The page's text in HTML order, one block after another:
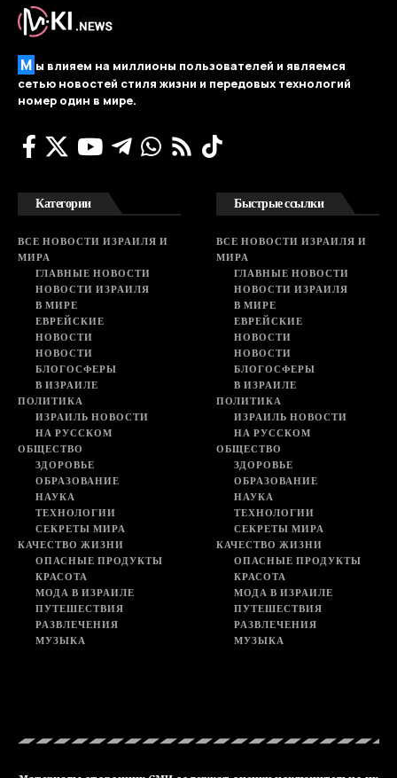
М ы влияем на миллионы пользователей и являемся
сетью новостей стиля жизни и передовых технологий
номер один в мире.
Категории
ВСЕ НОВОСТИ ИЗРАИЛЯ И
МИРА
ГЛАВНЫЕ НОВОСТИ
НОВОСТИ ИЗРАИЛЯ
В МИРЕ
ЕВРЕЙСКИЕ
НОВОСТИ
НОВОСТИ
БЛОГОСФЕРЫ
В ИЗРАИЛЕ
ПОЛИТИКА
ИЗРАИЛЬ НОВОСТИ
НА РУССКОМ
ОБЩЕСТВО
ЗДОРОВЬЕ
ОБРАЗОВАНИЕ
НАУКА
ТЕХНОЛОГИИ
СЕКРЕТЫ МИРА
КАЧЕСТВО ЖИЗНИ
ОПАСНЫЕ ПРОДУКТЫ
КРАСОТА
МОДА В ИЗРАИЛЕ
ПУТЕШЕСТВИЯ
РАЗВЛЕЧЕНИЯ
МУЗЫКА
Быстрые ссылки
ВСЕ НОВОСТИ ИЗРАИЛЯ И
МИРА
ГЛАВНЫЕ НОВОСТИ
НОВОСТИ ИЗРАИЛЯ
В МИРЕ
ЕВРЕЙСКИЕ
НОВОСТИ
НОВОСТИ
БЛОГОСФЕРЫ
В ИЗРАИЛЕ
ПОЛИТИКА
ИЗРАИЛЬ НОВОСТИ
НА РУССКОМ
ОБЩЕСТВО
ЗДОРОВЬЕ
ОБРАЗОВАНИЕ
НАУКА
ТЕХНОЛОГИИ
СЕКРЕТЫ МИРА
КАЧЕСТВО ЖИЗНИ
ОПАСНЫЕ ПРОДУКТЫ
КРАСОТА
МОДА В ИЗРАИЛЕ
ПУТЕШЕСТВИЯ
РАЗВЛЕЧЕНИЯ
МУЗЫКА